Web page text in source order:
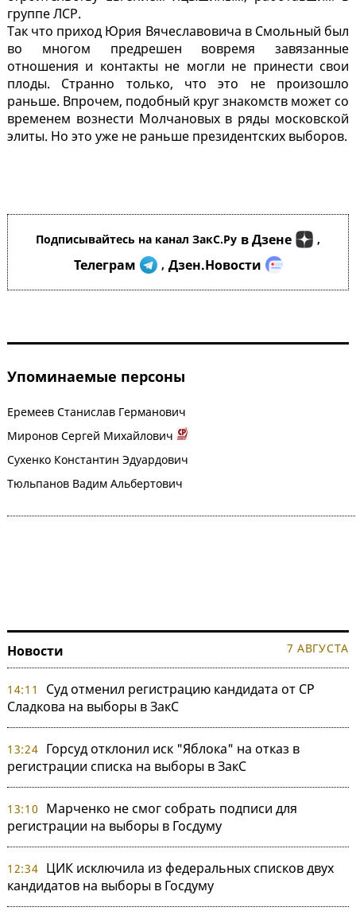
группе ЛСР.
Так что приход Юрия Вячеславовича в Смольный был
во многом предрешен вовремя завязанные
отношения и контакты не могли не принести свои
плоды. Странно только, что это не произошло
раньше. Впрочем, подобный круг знакомств может со
временем вознести Молчановых в ряды московской
элиты. Но это уже не раньше президентских выборов.
Подписывайтесь на канал ЗакС.Ру в Дзене ,
Телеграм , Дзен.Новости
Упоминаемые персоны
Еремеев Станислав Германович
Миронов Сергей Михайлович
Сухенко Константин Эдуардович
Тюльпанов Вадим Альбертович
Новости 7 АВГУСТА
14:11
Суд отменил регистрацию кандидата от СР
Сладкова на выборы в ЗакС
13:24 Горсуд отклонил иск "Яблока" на отказ в
регистрации списка на выборы в ЗакС
13:10
Марченко не смог собрать подписи для
регистрации на выборы в Госдуму
12:34 ЦИК исключила из федеральных списков двух
кандидатов на выборы в Госдуму